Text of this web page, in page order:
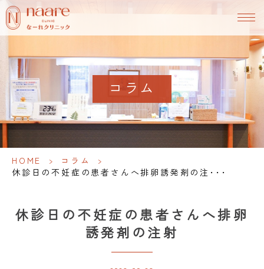
コラム
HOME > コラム
>
休診日の不妊症の患者さんへ排卵誘発剤の注･･･
休診日の不妊症の患者さんへ排卵
誘発剤の注射